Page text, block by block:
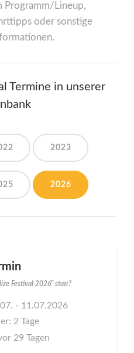
Programm/Lineup,
oder sonstige
Termine in unserer
2023
2026
Festival 2026" statt?
- 11.07.2026
2 Tage
29 Tagen